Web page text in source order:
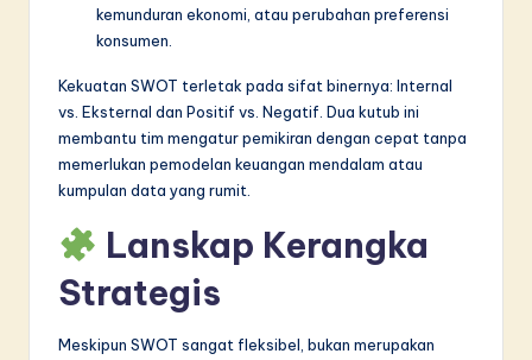
kemunduran ekonomi, atau perubahan preferensi
konsumen.
Kekuatan SWOT terletak pada sifat binernya: Internal
vs. Eksternal dan Positif vs. Negatif. Dua kutub ini
membantu tim mengatur pemikiran dengan cepat tanpa
memerlukan pemodelan keuangan mendalam atau
kumpulan data yang rumit.
Lanskap Kerangka
Strategis
Meskipun SWOT sangat fleksibel, bukan merupakan